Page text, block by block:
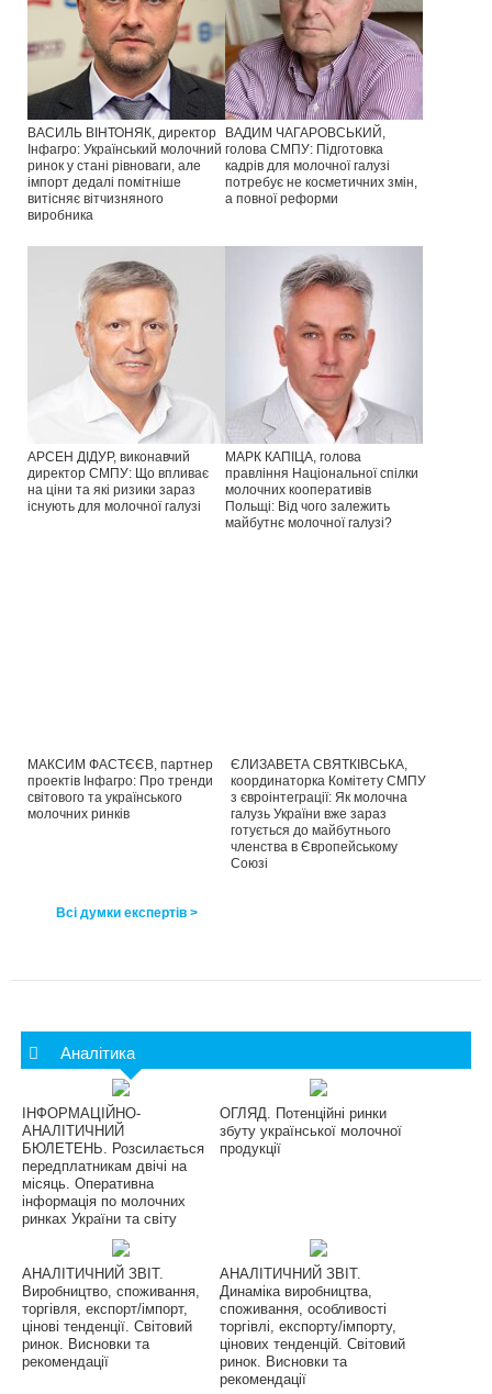
ВАСИЛЬ ВІНТОНЯК, директор
Інфагро: Український молочний
ринок у стані рівноваги, але
імпорт дедалі помітніше
витісняє вітчизняного
виробника
ВАДИМ ЧАГАРОВСЬКИЙ,
голова СМПУ: Підготовка
кадрів для молочної галузі
потребує не косметичних змін,
а повної реформи
АРСЕН ДІДУР, виконавчий
директор СМПУ: Що впливає
на ціни та які ризики зараз
існують для молочної галузі
МАРК КАПІЦА, голова
правління Національної спілки
молочних кооперативів
Польщі: Від чого залежить
майбутнє молочної галузі?
МАКСИМ ФАСТЄЄВ, партнер
проектів Інфагро: Про тренди
світового та українського
молочних ринків
ЄЛИЗАВЕТА СВЯТКІВСЬКА,
координаторка Комітету СМПУ
з євроінтеграції: Як молочна
галузь України вже зараз
готується до майбутнього
членства в Європейському
Союзі
Всі думки експертів >
Аналітика
ІНФОРМАЦІЙНО-
АНАЛІТИЧНИЙ
БЮЛЕТЕНЬ. Розсилається
передплатникам двічі на
місяць. Оперативна
інформація по молочних
ринках України та світу
ОГЛЯД. Потенційні ринки
збуту української молочної
продукції
АНАЛІТИЧНИЙ ЗВІТ.
Виробництво, споживання,
торгівля, експорт/імпорт,
цінові тенденції. Світовий
ринок. Висновки та
рекомендації
АНАЛІТИЧНИЙ ЗВІТ.
Динаміка виробництва,
споживання, особливості
торгівлі, експорту/імпорту,
цінових тенденцій. Світовий
ринок. Висновки та
рекомендації